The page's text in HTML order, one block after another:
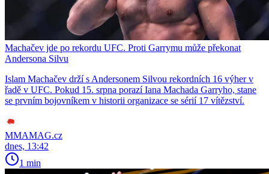
Machačev jde po rekordu UFC. Proti Garrymu může překonat
Andersona Silvu
Islam Machačev drží s Andersonem Silvou rekordních 16 výher v
řadě v UFC. Pokud 15. srpna porazí Iana Machada Garryho, stane
se prvním bojovníkem v historii organizace se sérií 17 vítězství.
MMAMAG.cz
dnes, 13:42
1 min